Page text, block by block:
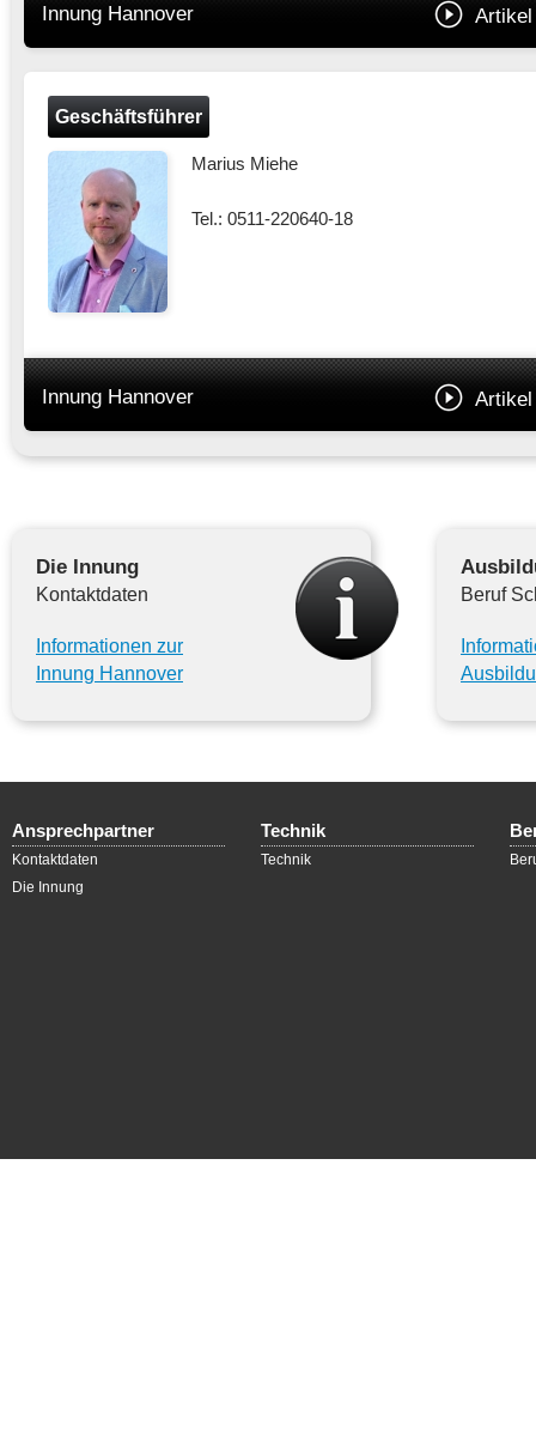
Innung Hannover
Innung Hannover
Geschäftsführer
Marius Miehe
Tel.: 0511-220640-18
Die Innung
Kontaktdaten
Informationen zur
Innung Hannover
Beruf
Ansprechpartner
Kontaktdaten
Die Innung
Technik
Technik